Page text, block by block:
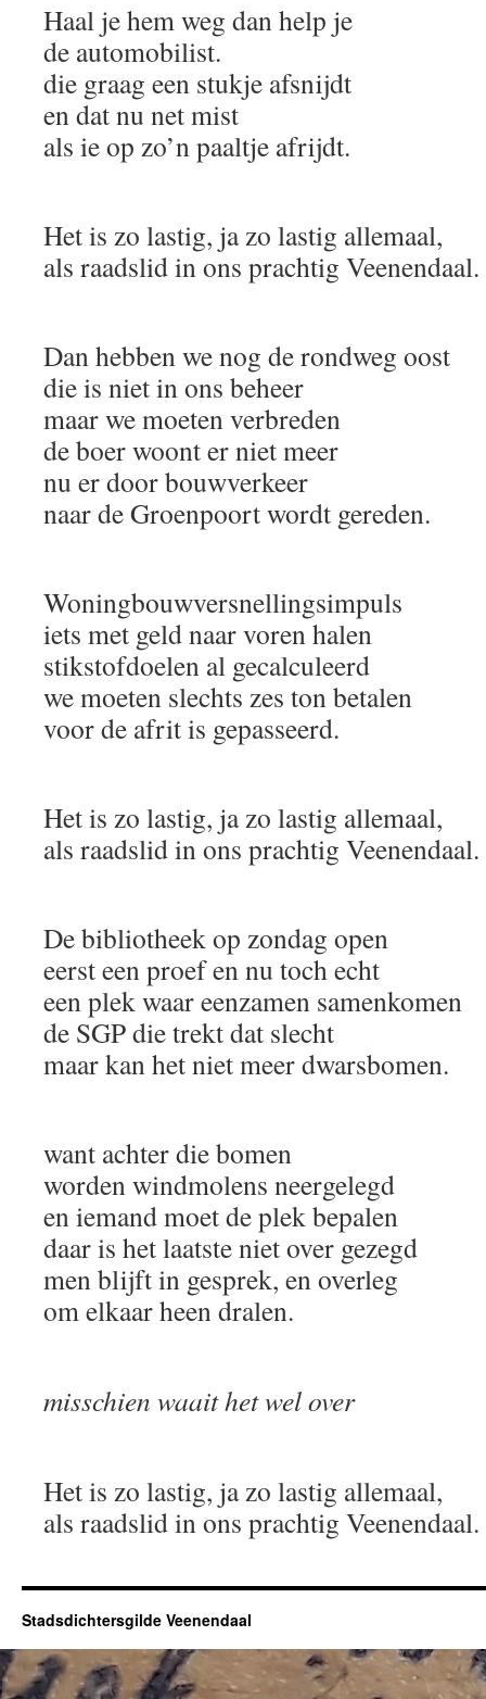
Haal je hem weg dan help je
de automobilist.
die graag een stukje afsnijdt
en dat nu net mist
als ie op zo’n paaltje afrijdt.
Het is zo lastig, ja zo lastig allemaal,
als raadslid in ons prachtig Veenendaal.
Dan hebben we nog de rondweg oost
die is niet in ons beheer
maar we moeten verbreden
de boer woont er niet meer
nu er door bouwverkeer
naar de Groenpoort wordt gereden.
Woningbouwversnellingsimpuls
iets met geld naar voren halen
stikstofdoelen al gecalculeerd
we moeten slechts zes ton betalen
voor de afrit is gepasseerd.
Het is zo lastig, ja zo lastig allemaal,
als raadslid in ons prachtig Veenendaal.
De bibliotheek op zondag open
eerst een proef en nu toch echt
een plek waar eenzamen samenkomen
de SGP die trekt dat slecht
maar kan het niet meer dwarsbomen.
want achter die bomen
worden windmolens neergelegd
en iemand moet de plek bepalen
daar is het laatste niet over gezegd
men blijft in gesprek, en overleg
om elkaar heen dralen.
misschien waait het wel over
Het is zo lastig, ja zo lastig allemaal,
als raadslid in ons prachtig Veenendaal.
Stadsdichtersgilde Veenendaal